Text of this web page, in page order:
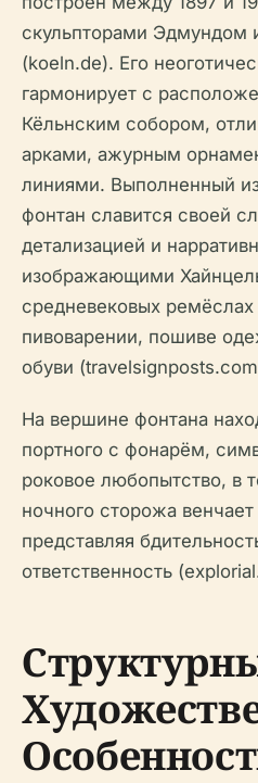
скульпторами Эдмундом
(koeln.de). Его
гармонирует с
Кёльнским собором,
арками, ажурным
линиями. Выполненный
фонтан славится своей
детализацией и
изображающими
средневековых
пивоварении, пошиве
обуви
На вершине фонтана
портного с фонарём,
роковое любопытство, в
ночного сторожа
представляя
ответственность